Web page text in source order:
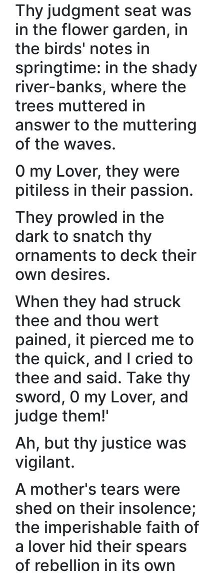
Thy judgment seat was
in the flower garden, in
the birds' notes in
springtime: in the shady
river-banks, where the
trees muttered in
answer to the muttering
of the waves.
0 my Lover, they were
pitiless in their passion.
They prowled in the
dark to snatch thy
ornaments to deck their
own desires.
When they had struck
thee and thou wert
pained, it pierced me to
the quick, and I cried to
thee and said. Take thy
sword, 0 my Lover, and
judge them!'
Ah, but thy justice was
vigilant.
A mother's tears were
shed on their insolence;
the imperishable faith of
a lover hid their spears
of rebellion in its own